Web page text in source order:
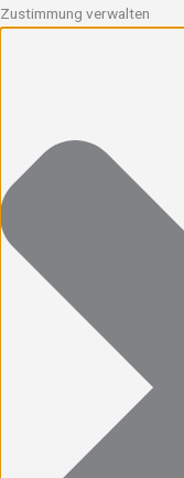
Zustimmung verwalten